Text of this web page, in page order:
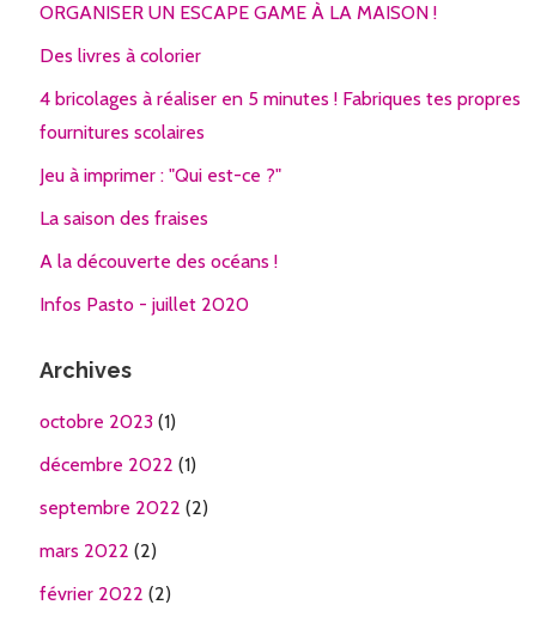
ORGANISER UN ESCAPE GAME À LA MAISON !
Des livres à colorier
4 bricolages à réaliser en 5 minutes ! Fabriques tes propres
fournitures scolaires
Jeu à imprimer : "Qui est-ce ?"
La saison des fraises
A la découverte des océans !
Infos Pasto - juillet 2020
Archives
octobre 2023(1)
décembre 2022 (1)
septembre 2022 (2)
mars 2022 (2)
février 2022 (2)